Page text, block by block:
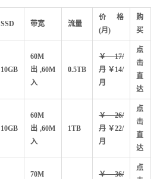
SSD 带宽 流量
价格
(月)
购
买
10GB
60M
出,60M
入
0.5TB
￥17/
月 ￥14/
月
点
击
直
达
10GB
60M
出,60M
入
1TB
￥26/
月 ￥22/
月
点
击
直
达
70M
￥36/
点